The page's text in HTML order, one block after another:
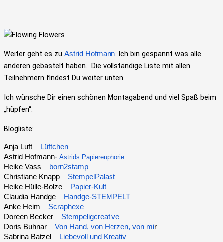
Weiter geht es zu Astrid Hofmann. Ich bin gespannt was alle
anderen gebastelt haben. Die vollständige Liste mit allen
Teilnehmern findest Du weiter unten.
Ich wünsche Dir einen schönen Montagabend und viel Spaß beim
„hüpfen“.
Blogliste:
Anja Luft – Lüftchen
Astrid Hofmann- Astrids Papiereuphorie
Heike Vass – born2stamp
Christiane Knapp – StempelPalast
Heike Hülle-Bolze – Papier-Kult
Claudia Handge – Handge-STEMPELT
Anke Heim – Scraphexe
Doreen Becker – Stempeligcreative
Doris Buhnar – Von Hand, von Herzen, von mir
Sabrina Batzel – Liebevoll und Kreativ